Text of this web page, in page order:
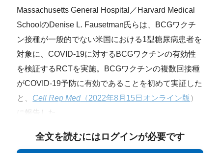
Massachusetts General Hospital／Harvard Medical
SchoolのDenise L. Fausetman氏らは、BCGワクチ
ン接種が一般的でない米国における1型糖尿病患者を
対象に、COVID-19に対するBCGワクチンの有効性
を検証するRCTを実施。BCGワクチンの複数回接種
がCOVID-19予防に有効であることを初めて実証した
と、 Cell Rep Med（2022年8月15日オンライン版 ）
に報告した。
全文を読むにはログインが必要です